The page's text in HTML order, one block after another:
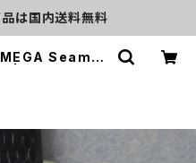
は国内送料無料
Seamas